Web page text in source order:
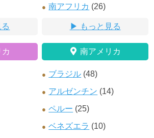
南アフリカ (26)
もっと見る
南アメリカ
ブラジル (48)
アルゼンチン (14)
ペルー (25)
ベネズエラ (10)